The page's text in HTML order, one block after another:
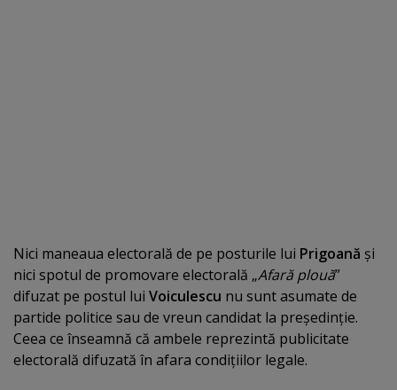
Nici maneaua electorală de pe posturile lui Prigoană şi
nici spotul de promovare electorală „Afară plouă”
difuzat pe postul lui Voiculescu nu sunt asumate de
partide politice sau de vreun candidat la preşedinţie.
Ceea ce înseamnă că ambele reprezintă publicitate
electorală difuzată în afara condiţiilor legale.